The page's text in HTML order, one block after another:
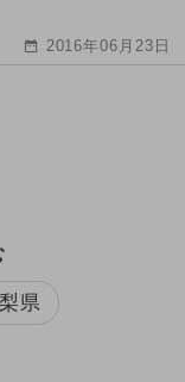
2016年06月23日
県